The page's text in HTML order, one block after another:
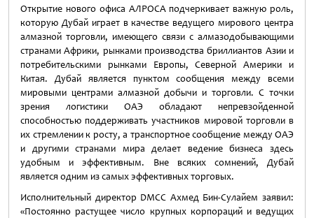
Открытие нового офиса АЛРОСА подчеркивает важную роль,
которую Дубай играет в качестве ведущего мирового центра
алмазной торговли, имеющего связи с алмазодобывающими
странами Африки, рынками производства бриллиантов Азии и
потребительскими рынками Европы, Северной Америки и
Китая. Дубай является пунктом сообщения между всеми
мировыми центрами алмазной добычи и торговли. С точки
зрения логистики ОАЭ обладают непревзойденной
способностью поддерживать участников мировой торговли в
их стремлении к росту, а транспортное сообщение между ОАЭ
и другими странами мира делает ведение бизнеса здесь
удобным и эффективным. Вне всяких сомнений, Дубай
является одним из самых эффективных торговых.
Исполнительный директор DMCC Ахмед Бин-Сулайем заявил:
«Постоянно растущее число крупных корпораций и ведущих